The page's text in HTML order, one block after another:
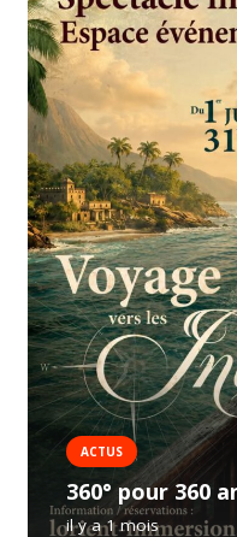
ACTUS
360° pour 360
il y a 1 mois